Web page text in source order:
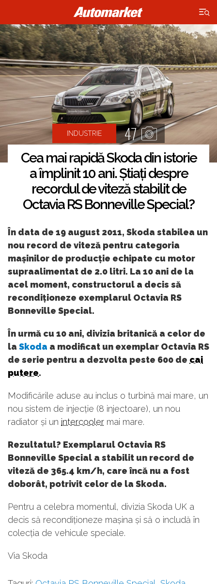
×
INDUSTRIE 47
Cea mai rapidă Skoda din istorie
a împlinit 10 ani. Știați despre
recordul de viteză stabilit de
Octavia RS Bonneville Special?
În data de 19 august 2011, Skoda stabilea un
nou record de viteză pentru categoria
mașinilor de producție echipate cu motor
supraalimentat de 2.0 litri. La 10 ani de la
acel moment, constructorul a decis să
recondiționeze exemplarul Octavia RS
Bonneville Special.
În urmă cu 10 ani, divizia britanică a celor de
la Skoda a modificat un exemplar Octavia RS
de serie pentru a dezvolta peste 600 de cai
putere.
Modificările aduse au inclus o turbină mai mare, un
nou sistem de injecție (8 injectoare), un nou
radiator și un intercooler mai mare.
Rezultatul? Exemplarul Octavia RS
Bonneville Special a stabilit un record de
viteză de 365.4 km/h, care încă nu a fost
doborât, potrivit celor de la Skoda.
Pentru a celebra momentul, divizia Skoda UK a
decis să recondiționeze mașina și să o includă în
colecția de vehicule speciale.
Via Skoda